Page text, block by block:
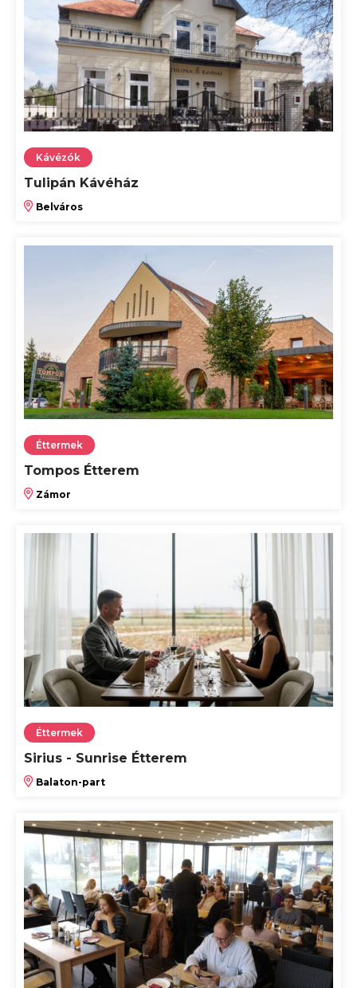
Kávézók
Tulipán Kávéház
Belváros
Éttermek
Tompos Étterem
Zámor
Éttermek
Sirius - Sunrise Étterem
Balaton-part